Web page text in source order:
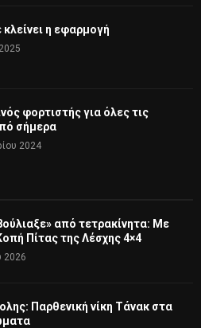
η εφαρμογή
φορτιστής για όλες τις
σήμερα
2024
από τετρακίνητα: Με
Πίτας της Λέσχης 4×4
2026
Παρθενική νίκη Τάνακ στα